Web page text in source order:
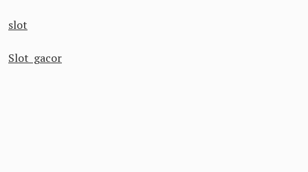
slot
Slot gacor